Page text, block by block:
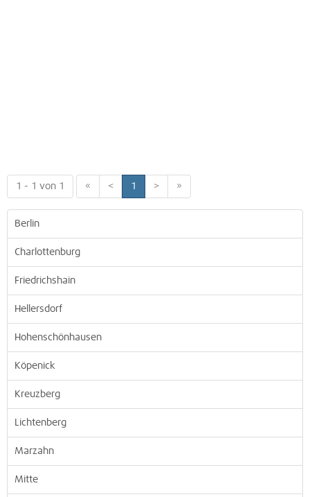
1 - 1 von 1 « < 1 > »
Berlin
Charlottenburg
Friedrichshain
Hellersdorf
Hohenschönhausen
Köpenick
Kreuzberg
Lichtenberg
Marzahn
Mitte